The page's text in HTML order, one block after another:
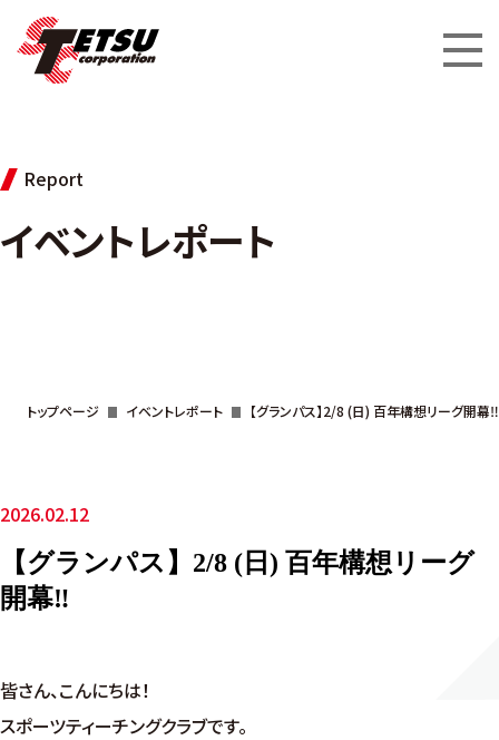
Report
イベントレポート
トップページ イベントレポート 【グランパス】2/8 (日) 百年構想リーグ開幕‼
2026.02.12
【グランパス】2/8 (日) 百年構想リーグ
開幕‼
皆さん、こんにちは！
スポーツティーチングクラブです。